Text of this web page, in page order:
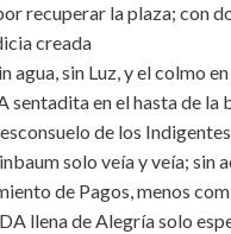
recuperar la plaza; con
creada
agua, sin Luz, y el colmo
sentadita en el hasta de la
de los
solo veía y veía; sin
de Pagos, menos
llena de Alegría solo